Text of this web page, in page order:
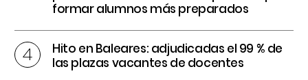
formar alumnos más preparados
Hito en Baleares: adjudicadas el 99 % de
las plazas vacantes de docentes